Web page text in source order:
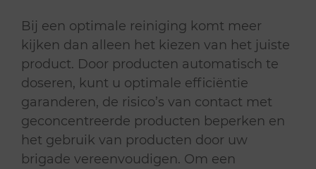
Bij een optimale reiniging komt meer
kijken dan alleen het kiezen van het juiste
product. Door producten automatisch te
doseren, kunt u optimale efficiëntie
garanderen, de risico’s van contact met
geconcentreerde producten beperken en
het gebruik van producten door uw
brigade vereenvoudigen. Om een